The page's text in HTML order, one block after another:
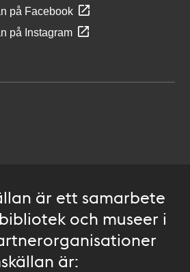
på Facebook
på Instagram
är ett samarbete
och museer i
är: